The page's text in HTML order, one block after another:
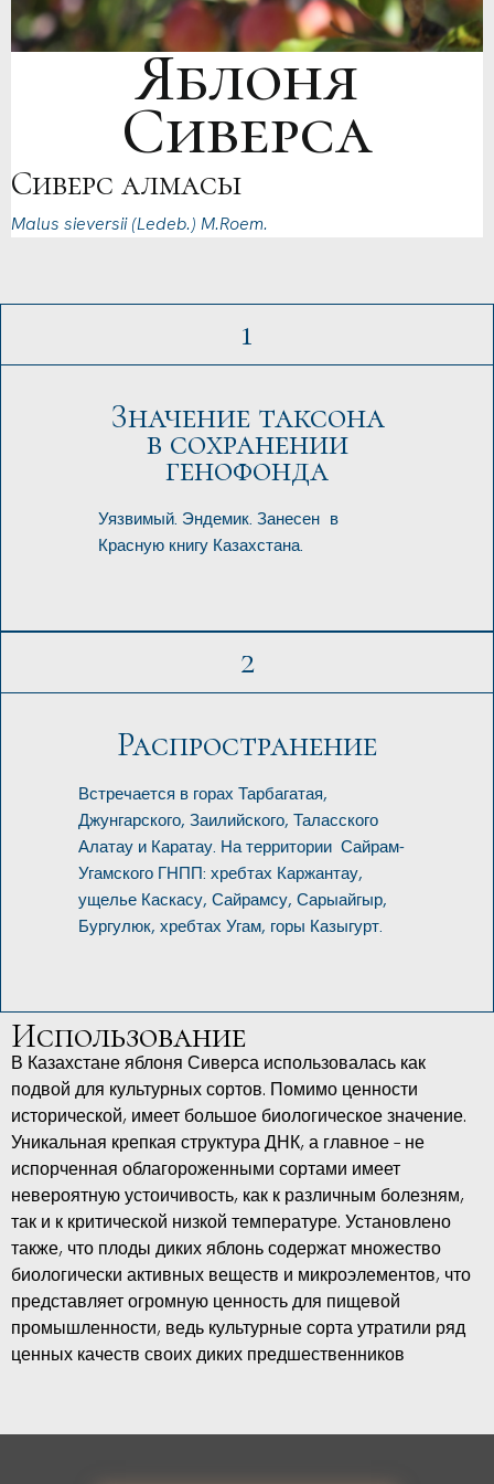
Яблоня
Сиверса
Сиверс алмасы
Malus sieversii (Ledeb.) M.Roem.
1
Значение таксона
в сохранении
генофонда
Уязвимый. Эндемик. Занесен в
Красную книгу Казахстана.
2
Распространение
Встречается в горах Тарбагатая,
Джунгарского, Заилийского, Таласского
Алатау и Каратау. На территории Сайрам-
Угамского ГНПП: хребтах Каржантау,
ущелье Каскасу, Сайрамсу, Сарыайгыр,
Бургулюк, хребтах Угам, горы Казыгурт.
Использование
В Казахстане яблоня Сиверса использовалась как
подвой для культурных сортов. Помимо ценности
исторической, имеет большое биологическое значение.
Уникальная крепкая структура ДНК, а главное – не
испорченная облагороженными сортами имеет
невероятную устоичивость, как к различным болезням,
так и к критической низкой температуре. Установлено
также, что плоды диких яблонь содержат множество
биологически активных веществ и микроэлементов, что
представляет огромную ценность для пищевой
промышленности, ведь культурные сорта утратили ряд
ценных качеств своих диких предшественников